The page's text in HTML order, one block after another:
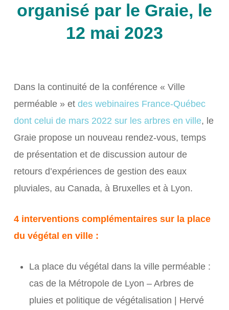
organisé par le Graie, le
12 mai 2023
Dans la continuité de la conférence « Ville
perméable » et des webinaires France-Québec
dont celui de mars 2022 sur les arbres en ville, le
Graie propose un nouveau rendez-vous, temps
de présentation et de discussion autour de
retours d’expériences de gestion des eaux
pluviales, au Canada, à Bruxelles et à Lyon.
4 interventions complémentaires sur la place
du végétal en ville :
La place du végétal dans la ville perméable :
cas de la Métropole de Lyon – Arbres de
pluies et politique de végétalisation | Hervé